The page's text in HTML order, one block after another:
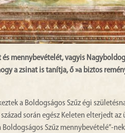
mennybevételét, vagyis
a zsinat is tanítja, ő »a biztos
a Boldogságos Szűz égi
során egész Keleten elterjedt az
Szűz mennybevételé”-